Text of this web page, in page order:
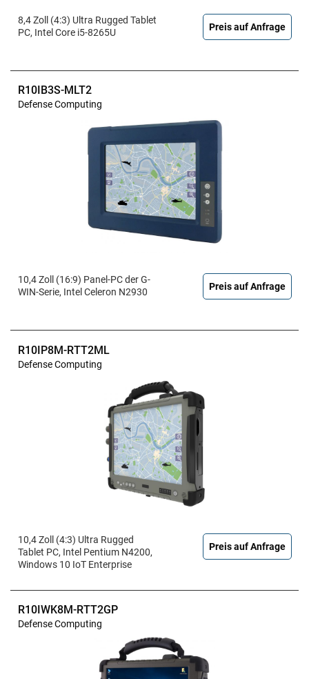
8,4 Zoll (4:3) Ultra Rugged Tablet
PC, Intel Core i5-8265U
Preis auf Anfrage
R10IB3S-MLT2
Defense Computing
10,4 Zoll (16:9) Panel-PC der G-
WIN-Serie, Intel Celeron N2930
Preis auf Anfrage
R10IP8M-RTT2ML
Defense Computing
10,4 Zoll (4:3) Ultra Rugged
Tablet PC, Intel Pentium N4200,
Windows 10 IoT Enterprise
Preis auf Anfrage
R10IWK8M-RTT2GP
Defense Computing